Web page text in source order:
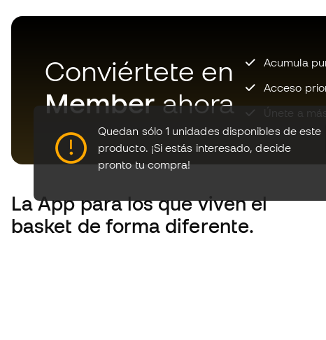
Quedan sólo 1 unidades disponibles de este
producto. ¡Si estás interesado, decide
pronto tu compra!
Conviértete en
Member ahora
Acumula
Acceso
Únete a
La Apppara los que viven el
basket de forma diferente.